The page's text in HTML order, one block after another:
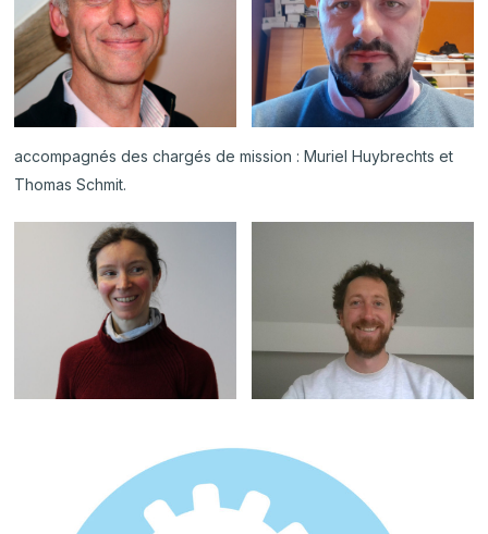
accompagnés des chargés de mission : Muriel Huybrechts et
Thomas Schmit.